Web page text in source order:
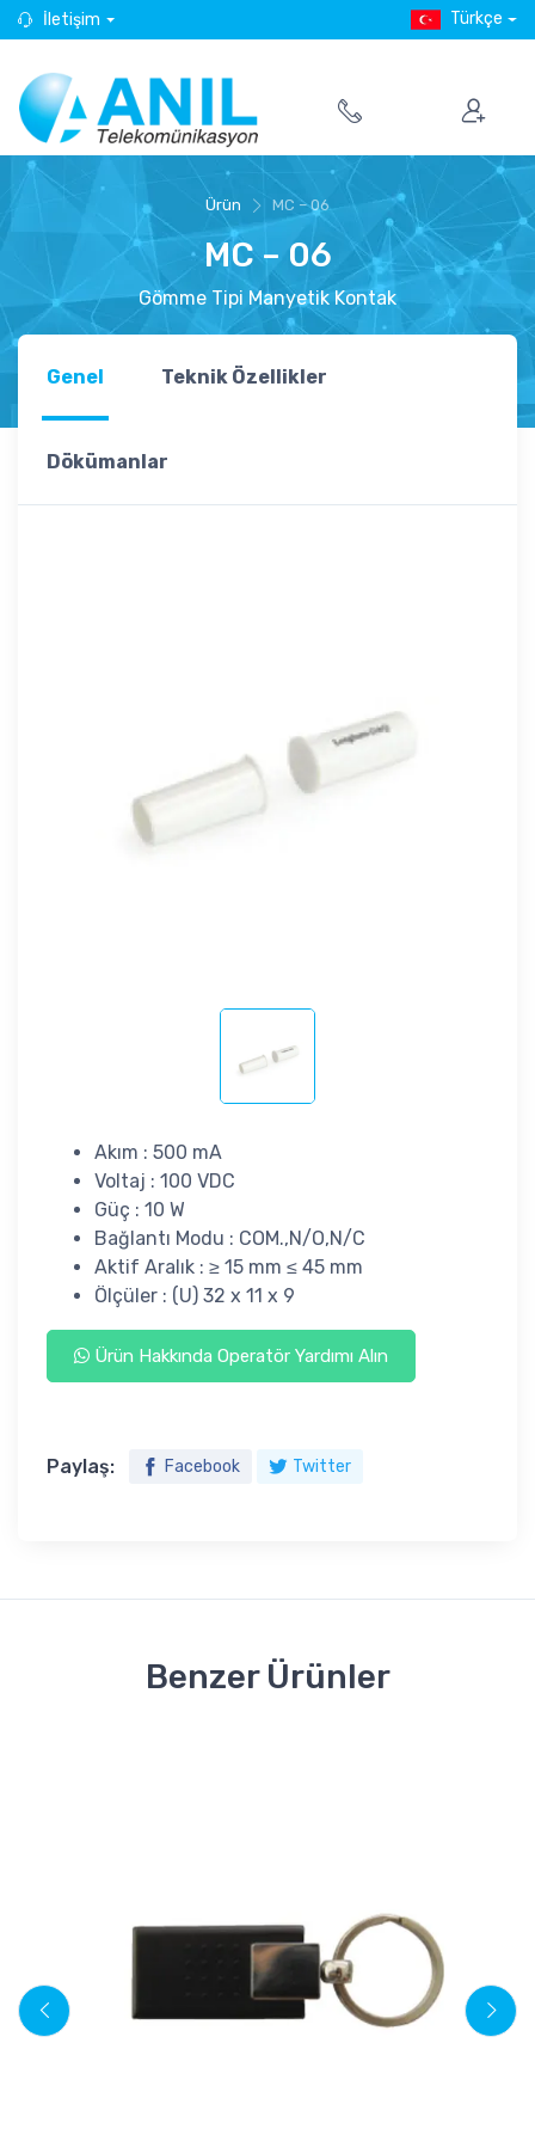
İletişim Türkçe
Ürün MC – 06
MC – 06
Gömme Tipi Manyetik Kontak
Genel Teknik Özellikler
Dökümanlar
Akım : 500 mA
Voltaj : 100 VDC
Güç : 10 W
Bağlantı Modu : COM.,N/O,N/C
Aktif Aralık : ≥ 15 mm ≤ 45 mm
Ölçüler : (U) 32 x 11 x 9
Ürün Hakkında Operatör Yardımı Alın
Paylaş: Facebook Twitter
Benzer Ürünler